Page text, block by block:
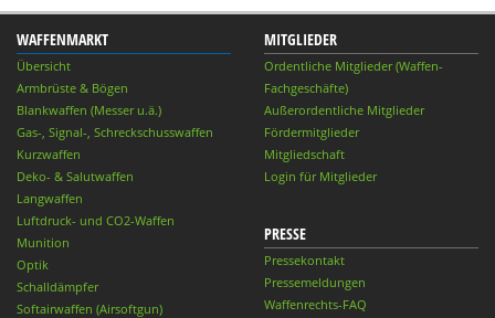
WAFFENMARKT
Übersicht
Armbrüste & Bögen
Blankwaffen (Messer u.ä.)
Gas-, Signal-, Schreckschusswaffen
Kurzwaffen
Deko- & Salutwaffen
Langwaffen
Luftdruck- und CO2-Waffen
Munition
Optik
Schalldämpfer
Softairwaffen (Airsoftgun)
MITGLIEDER
Ordentliche Mitglieder (Waffen-
Fachgeschäfte)
Außerordentliche Mitglieder
Fördermitglieder
Mitgliedschaft
Login für Mitglieder
PRESSE
Pressekontakt
Pressemeldungen
Waffenrechts-FAQ